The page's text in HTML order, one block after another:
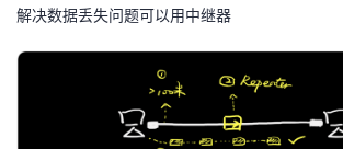
解决数据丢失问题可以用中继器